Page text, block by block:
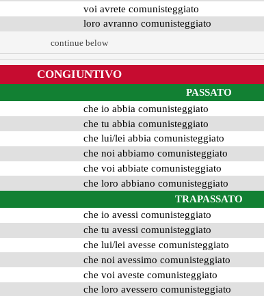
voi avrete comunisteggiato
loro avranno comunisteggiato
continue below
CONGIUNTIVO
PASSATO
che io abbia comunisteggiato
che tu abbia comunisteggiato
che lui/lei abbia comunisteggiato
che noi abbiamo comunisteggiato
che voi abbiate comunisteggiato
che loro abbiano comunisteggiato
TRAPASSATO
che io avessi comunisteggiato
che tu avessi comunisteggiato
che lui/lei avesse comunisteggiato
che noi avessimo comunisteggiato
che voi aveste comunisteggiato
che loro avessero comunisteggiato